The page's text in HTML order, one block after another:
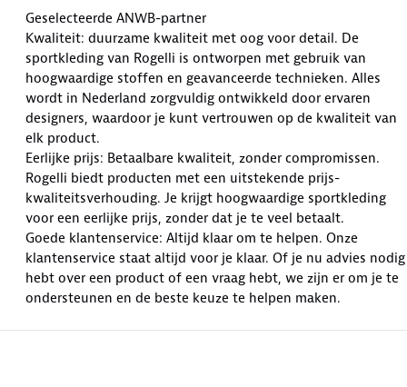
Geselecteerde ANWB-partner
Kwaliteit: duurzame kwaliteit met oog voor detail. De
sportkleding van Rogelli is ontworpen met gebruik van
hoogwaardige stoffen en geavanceerde technieken. Alles
wordt in Nederland zorgvuldig ontwikkeld door ervaren
designers, waardoor je kunt vertrouwen op de kwaliteit van
elk product.
Eerlijke prijs: Betaalbare kwaliteit, zonder compromissen.
Rogelli biedt producten met een uitstekende prijs-
kwaliteitsverhouding. Je krijgt hoogwaardige sportkleding
voor een eerlijke prijs, zonder dat je te veel betaalt.
Goede klantenservice: Altijd klaar om te helpen. Onze
klantenservice staat altijd voor je klaar. Of je nu advies nodig
hebt over een product of een vraag hebt, we zijn er om je te
ondersteunen en de beste keuze te helpen maken.